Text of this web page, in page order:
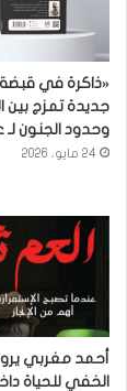
«ذاكرة في قبضة
جديدة تمزج
وحدود الجنون لـ
24 مايو، 2026
أحمد مغربي
الخفي للحياة